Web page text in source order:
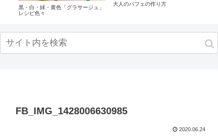
黒・白・緑・黄色「グラサージュ」
レシピ色々
大人のパフェの作り方
FB_IMG_1428006630985
2020.06.24